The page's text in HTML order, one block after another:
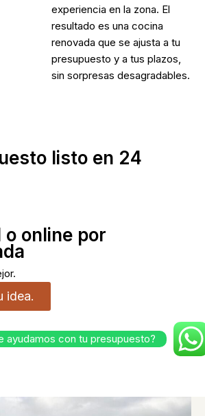
experiencia en la zona. El
resultado es una cocina
renovada que se ajusta a tu
presupuesto y a tus plazos,
sin sorpresas desagradables.
listo en 24
o online por
idea.
ayudamos con tu presupuesto?